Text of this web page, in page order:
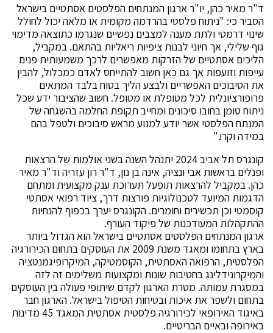
ד"ר מאיר כהן, יו"ר ארגון המנתחים הפלסטים אסתטיים בישראל
הסביר כי: "ניתוח פלסטי בהרדמה מקומית או מלאה יכול לחולל
שינוי דרמטי ולתת מענה למצבים נפשיים שנגרמו כתוצאה מדימוי
גוף שלילי, אך חיוני לבנות ציפיות ריאליות בהתאם. במקביל,
הליכים אסתטיים של הזרקות מאפשרים לרכך משמעותית פנים
עייפות וזועפות אך גם כאן חשוב להתייחס לאדם כמכלול, להבין
את הסיבוכים האפשריים ולבצע הליך בטוח בלבד המתאים
פרופורציונלית לכל מטופלת או מטופל. חשוב שהציבור ידע שכל
ניתוח טומן בחובו סיכונים ומחייב תקופת החלמה בהשגחה של
המנתח הפלסטי אשר יודע למנוע מראש סיבוכים ולטפל בהם
במידה וקרו."
קונגרס תל אביב 2024 יתנהל השנה בשני אולמות של הרצאות
ופנלים בראשות אבי ונציה, אינה בן נון, ד"ר רון עזריה וד"ר מאיר
כהן. במקביל להרצאות תופעל תערוכת ענק מקצועית ומתחם
הדגמות המיועד לטכנולוגיות פורצות דרך, ציוד רפואי אסתטי
קוסמטי וכן תכשירים וחומרים. הקונגרס יערך בכפוף להנחיות
ההתקהלות המעודכנות של פיקוד העורף.
ארגון המנתחים הפלסטים אסתטיים בישראל הוא הגדול ביותר
בארץ בתחומו ומאגד משנת 2009 את העוסקים בתחום הכירורגיה
הפלסטית, הרפואה האסתטית, הקוסמטיקה, המיקרופיגמנטציה
והמיקרונידלינג בחטיבות שונות ומקצועות משלימים זה לזה
במסגרת עמותה. מטרת הארגון לקדם שיתופי פעולה בין העוסקים
בתחום ולשפר את איכות ובטיחות הטיפול בישראל. הארגון חבר
באיגוד האירופאי לכירורגיה פלסטית אסתטית המאגד 45 מדינות
באירופה ובאיים הבריטיים.